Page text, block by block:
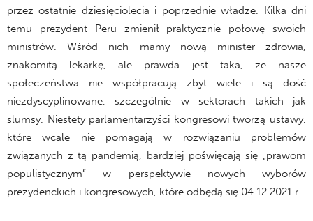
przez ostatnie dziesięciolecia i poprzednie władze. Kilka dni
temu prezydent Peru zmienił praktycznie połowę swoich
ministrów. Wśród nich mamy nową minister zdrowia,
znakomitą lekarkę, ale prawda jest taka, że nasze
społeczeństwa nie współpracują zbyt wiele i są dość
niezdyscyplinowane, szczególnie w sektorach takich jak
slumsy. Niestety parlamentarzyści kongresowi tworzą ustawy,
które wcale nie pomagają w rozwiązaniu problemów
związanych z tą pandemią, bardziej poświęcają się „prawom
populistycznym” w perspektywie nowych wyborów
prezydenckich i kongresowych, które odbędą się 04.12.2021 r.